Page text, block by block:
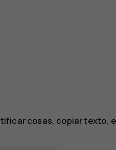
cosas, copiar texto,